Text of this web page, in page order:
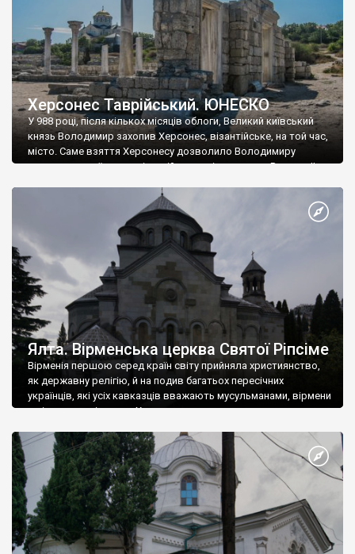
Херсонес Таврійський. ЮНЕСКО
У 988 році, після кількох місяців облоги, Великий київський
князь Володимир захопив Херсонес, візантійське, на той час,
місто. Саме взяття Херсонесу дозволило Володимиру
диктувати свої умови візантійському імператору Василю ІІ, та
Херсонесі Володимир-язичник, став Василем-християнином.
А потім було Хрещення Русі. На честь Херсонесу Таврійського
Ялта. Вірменська церква Святої Ріпсіме
Вірменія першою серед країн світу прийняла християнство,
як державну релігію, й на подив багатьох пересічних
українців, які усіх кавказців вважають мусульманами, вірмени
є відданими вірянами Христа